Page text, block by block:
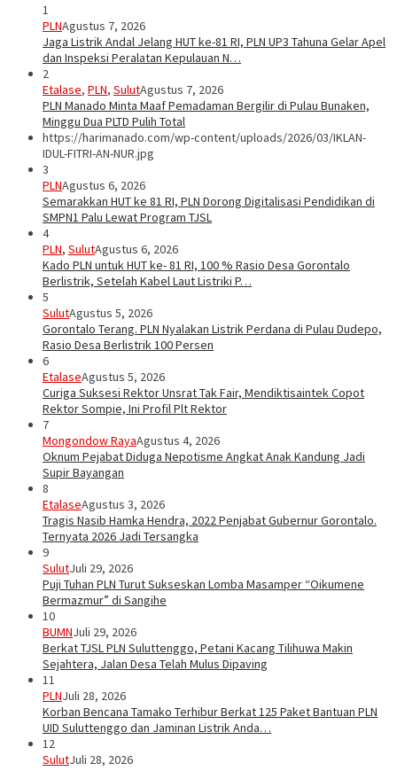
1
PLNAgustus 7, 2026
Jaga Listrik Andal Jelang HUT ke-81 RI, PLN UP3 Tahuna Gelar Apel
dan Inspeksi Peralatan Kepulauan N…
2
Etalase, PLN, SulutAgustus 7, 2026
PLN Manado Minta Maaf Pemadaman Bergilir di Pulau Bunaken,
Minggu Dua PLTD Pulih Total
https://harimanado.com/wp-content/uploads/2026/03/IKLAN-
IDUL-FITRI-AN-NUR.jpg
3
PLNAgustus 6, 2026
Semarakkan HUT ke 81 RI, PLN Dorong Digitalisasi Pendidikan di
SMPN1 Palu Lewat Program TJSL
4
PLN, SulutAgustus 6, 2026
Kado PLN untuk HUT ke- 81 RI, 100 % Rasio Desa Gorontalo
Berlistrik, Setelah Kabel Laut Listriki P…
5
SulutAgustus 5, 2026
Gorontalo Terang. PLN Nyalakan Listrik Perdana di Pulau Dudepo,
Rasio Desa Berlistrik 100 Persen
6
EtalaseAgustus 5, 2026
Curiga Suksesi Rektor Unsrat Tak Fair, Mendiktisaintek Copot
Rektor Sompie, Ini Profil Plt Rektor
7
Mongondow RayaAgustus 4, 2026
Oknum Pejabat Diduga Nepotisme Angkat Anak Kandung Jadi
Supir Bayangan
8
EtalaseAgustus 3, 2026
Tragis Nasib Hamka Hendra, 2022 Penjabat Gubernur Gorontalo.
Ternyata 2026 Jadi Tersangka
9
SulutJuli 29, 2026
Puji Tuhan PLN Turut Sukseskan Lomba Masamper “Oikumene
Bermazmur” di Sangihe
10
BUMNJuli 29, 2026
Berkat TJSL PLN Suluttenggo, Petani Kacang Tilihuwa Makin
Sejahtera, Jalan Desa Telah Mulus Dipaving
11
PLNJuli 28, 2026
Korban Bencana Tamako Terhibur Berkat 125 Paket Bantuan PLN
UID Suluttenggo dan Jaminan Listrik Anda…
12
SulutJuli 28, 2026